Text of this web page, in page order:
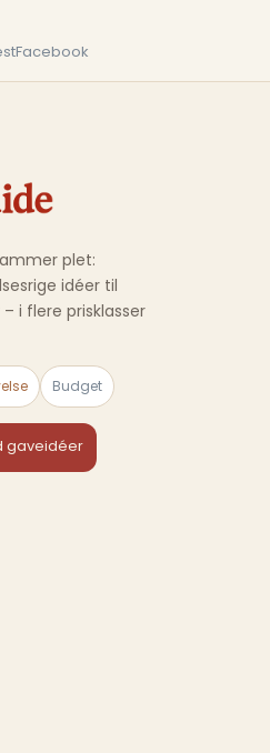
Facebook
plet:
idéer til
i flere prisklasser
Budget
gaveidéer